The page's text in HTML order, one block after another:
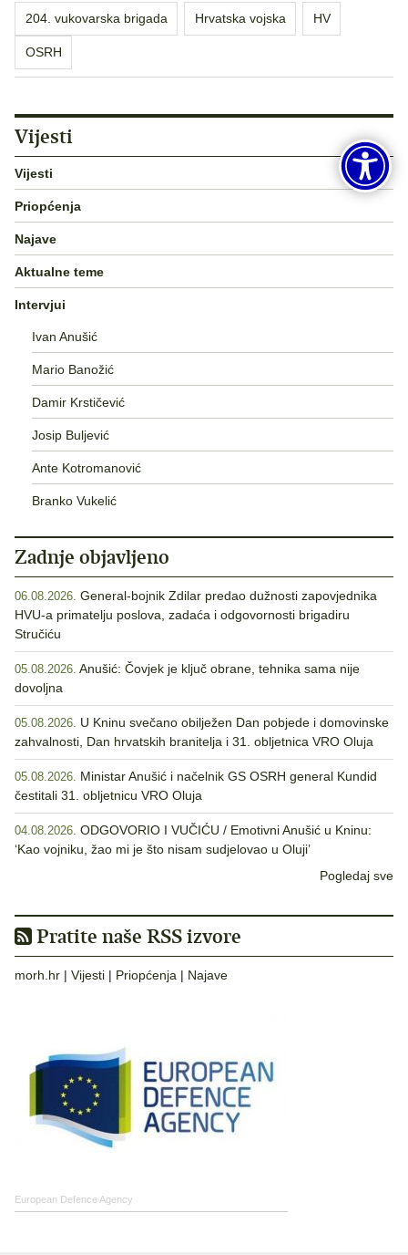
204. vukovarska brigada Hrvatska vojska HV
OSRH
Vijesti
Vijesti
Priopćenja
Najave
Aktualne teme
Intervjui
Ivan Anušić
Mario Banožić
Damir Krstičević
Josip Buljević
Ante Kotromanović
Branko Vukelić
Zadnje objavljeno
06.08.2026. General-bojnik Zdilar predao dužnosti zapovjednika
HVU-a primatelju poslova, zadaća i odgovornosti brigadiru
Stručiću
05.08.2026. Anušić: Čovjek je ključ obrane, tehnika sama nije
dovoljna
05.08.2026. U Kninu svečano obilježen Dan pobjede i domovinske
zahvalnosti, Dan hrvatskih branitelja i 31. obljetnica VRO Oluja
05.08.2026. Ministar Anušić i načelnik GS OSRH general Kundid
čestitali 31. obljetnicu VRO Oluja
04.08.2026. ODGOVORIO I VUČIĆU / Emotivni Anušić u Kninu:
‘Kao vojniku, žao mi je što nisam sudjelovao u Oluji’
Pogledaj sve
Pratite naše RSS izvore
morh.hr | Vijesti | Priopćenja | Najave
European Defence Agency